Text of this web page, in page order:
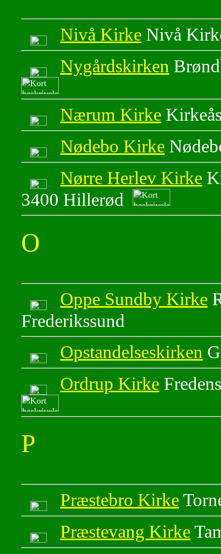
Nivå Kirke Nivå
Nygårdskirken
Nærum Kirke
Nødebo Kirke
Nørre Herlev Kirke
3400 Hillerød
O
Oppe Sundby Kirke
Frederikssund
Opstandelseskirken
Ordrup Kirke
P
Præstebro Kirke
Præstevang Kirke